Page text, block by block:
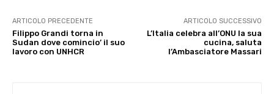
ARTICOLO PRECEDENTE
Filippo Grandi torna in
Sudan dove comincio’ il suo
lavoro con UNHCR
ARTICOLO SUCCESSIVO
L’Italia celebra all’ONU la sua
cucina, saluta
l’Ambasciatore Massari